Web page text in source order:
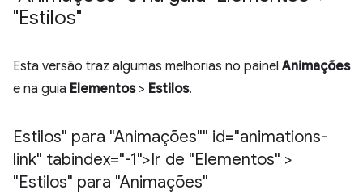
"Estilos"
Esta versão traz algumas melhorias no painelAnimações
e na guia Elementos> Estilos.
Estilos" para "Animações"" id="animations-
link" tabindex="-1">Ir de "Elementos" >
"Estilos" para "Animações"